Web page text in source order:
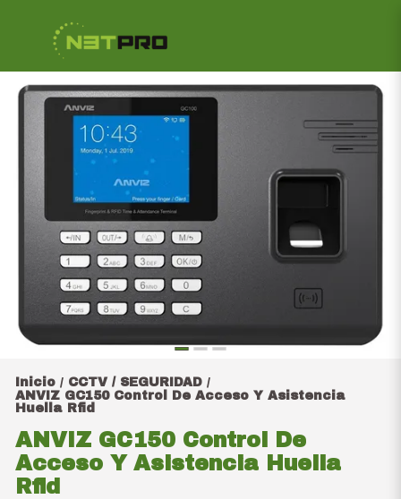
Inicio / CCTV / SEGURIDAD /
ANVIZ GC150 Control De Acceso Y Asistencia
Huella Rfid
ANVIZ GC150 Control De
Acceso Y Asistencia Huella
Rfid